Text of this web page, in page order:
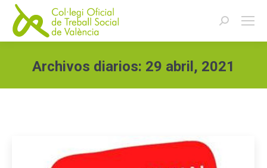
Buscar:
Archivos diarios: 29 abril, 2021